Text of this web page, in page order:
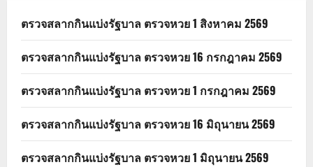
ตรวจสลากกินแบ่งรัฐบาล ตรวจหวย 1 สิงหาคม 2569
ตรวจสลากกินแบ่งรัฐบาล ตรวจหวย 16 กรกฎาคม 2569
ตรวจสลากกินแบ่งรัฐบาล ตรวจหวย 1 กรกฎาคม 2569
ตรวจสลากกินแบ่งรัฐบาล ตรวจหวย 16 มิถุนายน 2569
ตรวจสลากกินแบ่งรัฐบาล ตรวจหวย 1 มิถุนายน 2569